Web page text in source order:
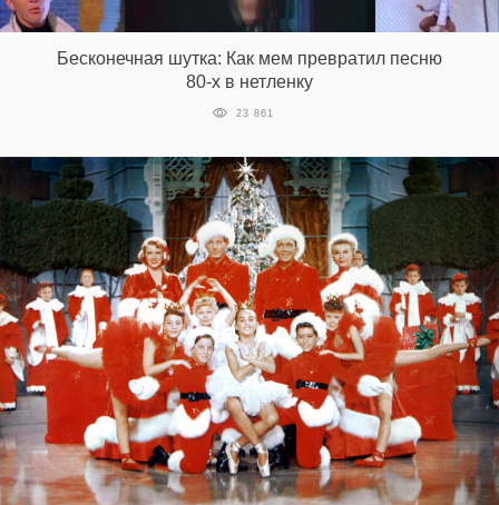
Бесконечная шутка: Как мем превратил песню
80-х в нетленку
23 861